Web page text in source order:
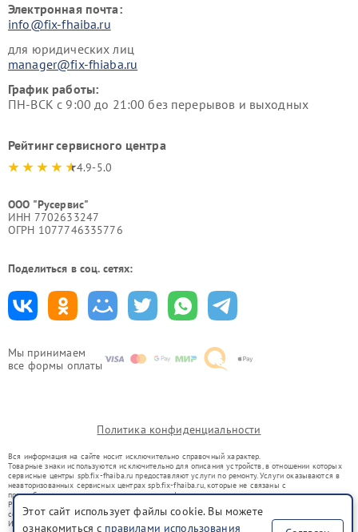
Мы принимаем
все формы оплаты
Электронная почта:
info@fix-fhaiba.ru
для юридических лиц
manager@fix-fhiaba.ru
График работы:
ПН-ВСК с 9:00 до 21:00 без перерывов и выходных
Рейтинг сервисного центра
4.9-5.0
ООО "Русервис"
ИНН 7702633247
ОГРН 1077746335776
Поделиться в соц. сетях:
Политика конфиденциальности
Вся информация на сайте носит исключительно справочный характер.
Товарные знаки используются исключительно для описания устройств, в отношении которых
сервисные центры spb.fix-fhaiba.ru предоставляют услуги по ремонту. Услуги оказываются в
неавторизованных сервисных центрах spb.fix-fhaiba.ru, которые не связаны с
правообладателями товарных знаков или их официальными представителями.
Ремонт осуществляется для устройств, уже введенных в гражданский оборот в соответствии
со статьей 1487 ГК РФ.
Использование товарных знаков не преследует цели индивидуализации услуг или введения
Этот сайт использует файлы cookie. Вы можете
ознакомиться с правилами использования